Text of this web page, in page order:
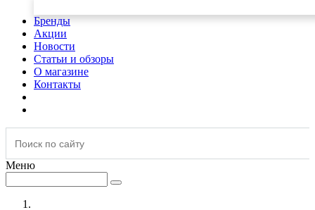
Бренды
Акции
Новости
Статьи и обзоры
О магазине
Контакты
Меню